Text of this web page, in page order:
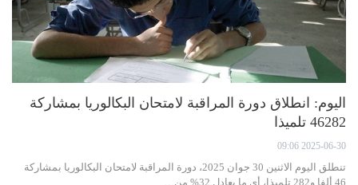
اليوم: انطلاق دورة المراقبة لامتحان البكالوريا بمشاركة
46282 تلميذا
2025-06-30 09:06
تنطلق اليوم الاثنين 30 جوان 2025، دورة المراقبة لامتحان البكالوريا بمشاركة
46 ألفا و282 تلميذا، أي ما يعادل 32% من…